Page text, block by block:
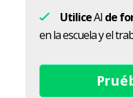
UtiliceAI de
en la escuela y el